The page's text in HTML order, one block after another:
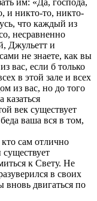
и никто-то, никто-
что каждый из
несравненно
Джульетт и
не знаете, как вы
вас, если б только
в этой зале и всех
из вас, но до того
казаться
век существует
ваша вся в том,
сам отлично
существует
к Свету. Не
в своих
вновь двигаться по